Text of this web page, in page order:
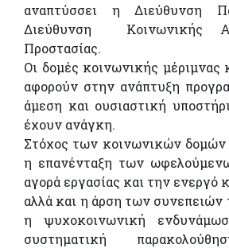
αναπτύσσει η Διεύθυνση
Διεύθυνση Κοινωνικής
Προστασίας.
Οι δομές κοινωνικής μέριμνας
αφορούν στην ανάπτυξη
άμεση και ουσιαστική
έχουν ανάγκη.
Στόχος των κοινωνικών δομών
η επανένταξη των
αγορά εργασίας και την ενεργό
αλλά και η άρση των συνεπειών
η ψυχοκοινωνική
συστηματική